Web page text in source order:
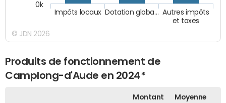
Autres impôts
et taxes
Dotation globa…
Impôts locaux
0k
© JDN 2026
Produits de fonctionnement de
Camplong-d'Aude en 2024*
Montant
Moyenne